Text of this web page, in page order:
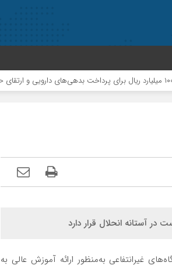
آستانه انحلال قرار دارد
غیرانتفاعی به‌منظور ارائه آموزش عالی به